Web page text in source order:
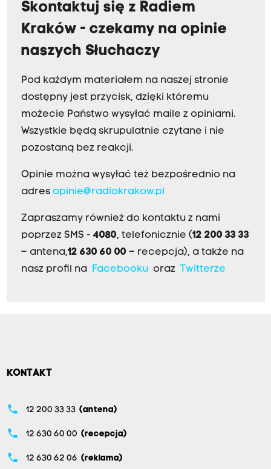
Skontaktuj się z Radiem
Kraków - czekamy na opinie
naszych Słuchaczy
Pod każdym materiałem na naszej stronie
dostępny jest przycisk, dzięki któremu
możecie Państwo wysyłać maile z opiniami.
Wszystkie będą skrupulatnie czytane i nie
pozostaną bez reakcji.
Opinie można wysyłać też bezpośrednio na
adres opinie@radiokrakow.pl
Zapraszamy również do kontaktu z nami
poprzez SMS - 4080, telefonicznie (12 200 33 33
– antena,12 630 60 00 – recepcja), a także na
nasz profil na Facebookuoraz Twitterze
KONTAKT
phone 12 200 33 33 (antena)
phone 12 630 60 00 (recepcja)
phone 12 630 62 06 (reklama)